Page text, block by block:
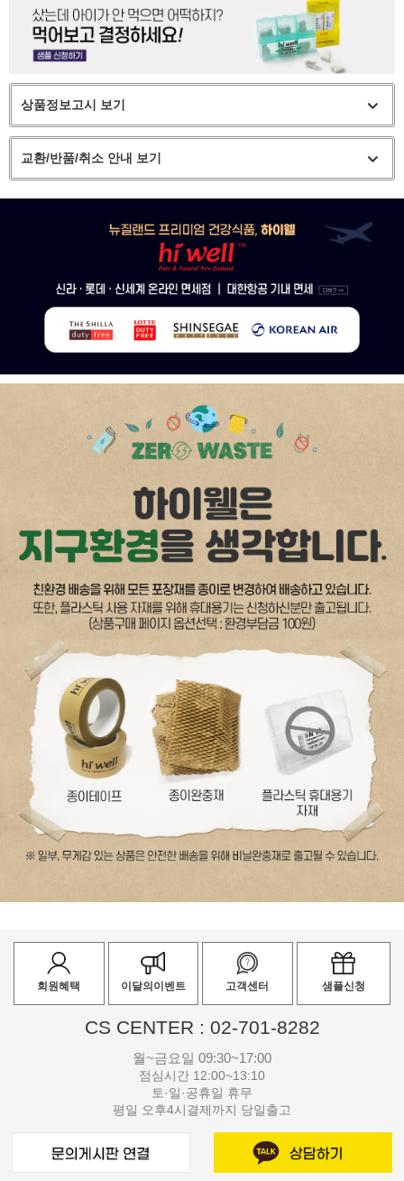
상품정보고시 보기
교환/반품/취소 안내 보기
회원혜택 이달의이벤트 고객센터 샘플신청
CS CENTER : 02-701-8282
월~금요일 09:30~17:00
점심시간 12:00~13:10
토·일·공휴일 휴무
평일 오후4시결제까지 당일출고